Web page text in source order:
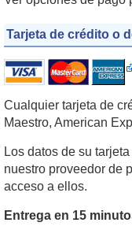
Tarjeta de crédito o
Cualquier tarjeta de
Maestro, American
Los datos de su
nuestro proveedor de
acceso a ellos.
Entrega en 15